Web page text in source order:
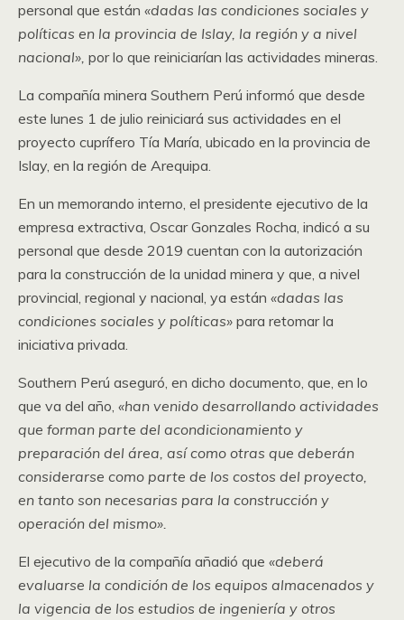
personal que están «dadas las condiciones sociales y
políticas en la provincia de Islay, la región y a nivel
nacional», por lo que reiniciarían las actividades mineras.
La compañía minera Southern Perú informó que desde
este lunes 1 de julio reiniciará sus actividades en el
proyecto cuprífero Tía María, ubicado en la provincia de
Islay, en la región de Arequipa.
En un memorando interno, el presidente ejecutivo de la
empresa extractiva, Oscar Gonzales Rocha, indicó a su
personal que desde 2019 cuentan con la autorización
para la construcción de la unidad minera y que, a nivel
provincial, regional y nacional, ya están «dadas las
condiciones sociales y políticas» para retomar la
iniciativa privada.
Southern Perú aseguró, en dicho documento, que, en lo
que va del año, «han venido desarrollando actividades
que forman parte del acondicionamiento y
preparación del área, así como otras que deberán
considerarse como parte de los costos del proyecto,
en tanto son necesarias para la construcción y
operación del mismo».
El ejecutivo de la compañía añadió que «deberá
evaluarse la condición de los equipos almacenados y
la vigencia de los estudios de ingeniería y otros